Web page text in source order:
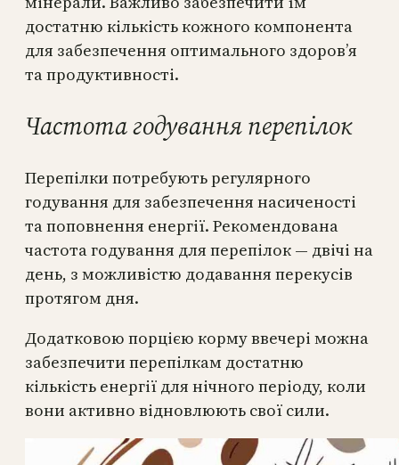
достатню кількість кожного компонента
для забезпечення оптимального здоров’я
та продуктивності.
Частота годування перепілок
Перепілки потребують регулярного
годування для забезпечення насиченості
та поповнення енергії. Рекомендована
частота годування для перепілок — двічі на
день, з можливістю додавання перекусів
протягом дня.
Додатковою порцією корму ввечері можна
забезпечити перепілкам достатню
кількість енергії для нічного періоду, коли
вони активно відновлюють свої сили.